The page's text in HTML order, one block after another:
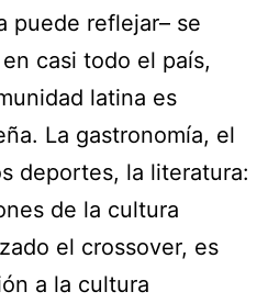
puede reflejar– se
casi todo el país,
latina es
La gastronomía, el
deportes, la literatura:
de la cultura
el crossover, es
a la cultura